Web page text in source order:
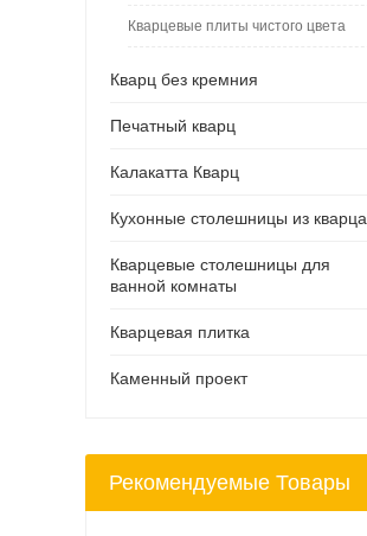
Кварцевые плиты чистого цвета
Кварц без кремния
Печатный кварц
Калакатта Кварц
Кухонные столешницы из кварца
Кварцевые столешницы для
ванной комнаты
Кварцевая плитка
Каменный проект
Рекомендуемые Товары